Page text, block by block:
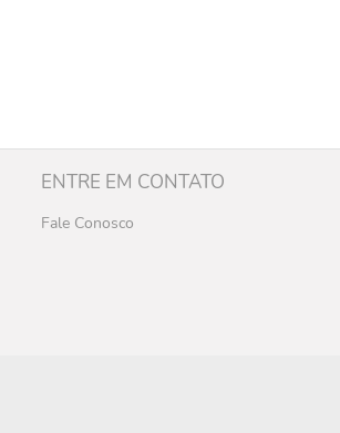
ENTRE EM CONTATO
Fale Conosco